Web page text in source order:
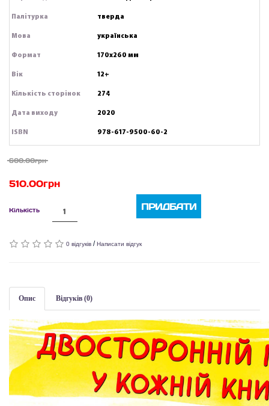
Палітурка тверда
Мова українська
Формат 170х260 мм
Вік 12+
Кількість сторінок 274
Дата виходу 2020
ISBN 978-617-9500-60-2
600.00грн
510.00грн
Кількість ПРИДБАТИ
0 відгуків /Написати відгук
Опис Відгуків (0)